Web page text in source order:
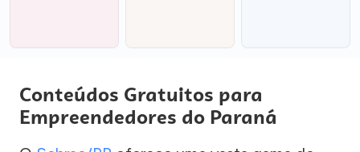
Conteúdos Gratuitos para
Empreendedores do Paraná